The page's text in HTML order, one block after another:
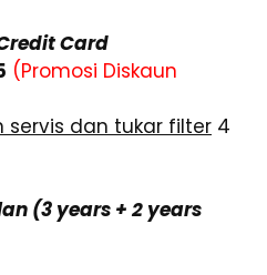
Card
(Promosi Diskaun
servis dan tukar filter 4
(3 years + 2 years